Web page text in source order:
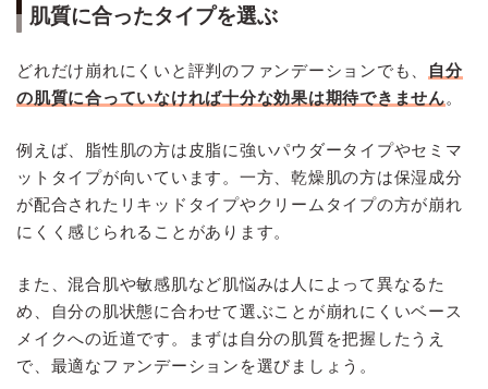
肌質に合ったタイプを選ぶ
どれだけ崩れにくいと評判のファンデーションでも、
自分
の肌質に合っていなければ十分な効果は期待できません。
例えば、脂性肌の方は皮脂に強いパウダータイプやセミマ
ットタイプが向いています。一方、乾燥肌の方は保湿成分
が配合されたリキッドタイプやクリームタイプの方が崩れ
にくく感じられることがあります。
また、混合肌や敏感肌など肌悩みは人によって異なるた
め、自分の肌状態に合わせて選ぶことが崩れにくいベース
メイクへの近道です。まずは自分の肌質を把握したうえ
で、最適なファンデーションを選びましょう。